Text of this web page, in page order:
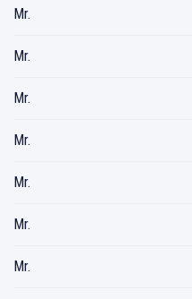
Mr.
Mr.
Mr.
Mr.
Mr.
Mr.
Mr.